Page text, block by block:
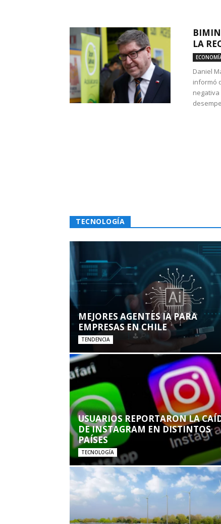
LA
Daniel
informó
TECNOLOGÍA
MEJORES AGENTES IA PARA
EMPRESAS EN CHILE
TENDENCIA
USUARIOS REPORTARON LA
DE INSTAGRAM EN DISTINTOS
PAÍSES
TECNOLOGÍA